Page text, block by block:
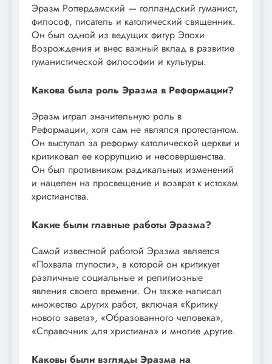
Эразм Роттердамский — голландский гуманист,
философ, писатель и католический священник.
Он был одной из ведущих фигур Эпохи
Возрождения и внес важный вклад в развитие
гуманистической философии и культуры.
Какова была роль Эразма в Реформации?
Эразм играл значительную роль в
Реформации, хотя сам не являлся протестантом.
Он выступал за реформу католической церкви и
критиковал ее коррупцию и несовершенства.
Он был противником радикальных изменений
и нацелен на просвещение и возврат к истокам
христианства.
Какие были главные работы Эразма?
Самой известной работой Эразма является
«Похвала глупости», в которой он критикует
различные социальные и религиозные
явления своего времени. Он также написал
множество других работ, включая «Критику
нового завета», «Образованного человека»,
«Справочник для христиана» и многие другие.
Каковы были взгляды Эразма на